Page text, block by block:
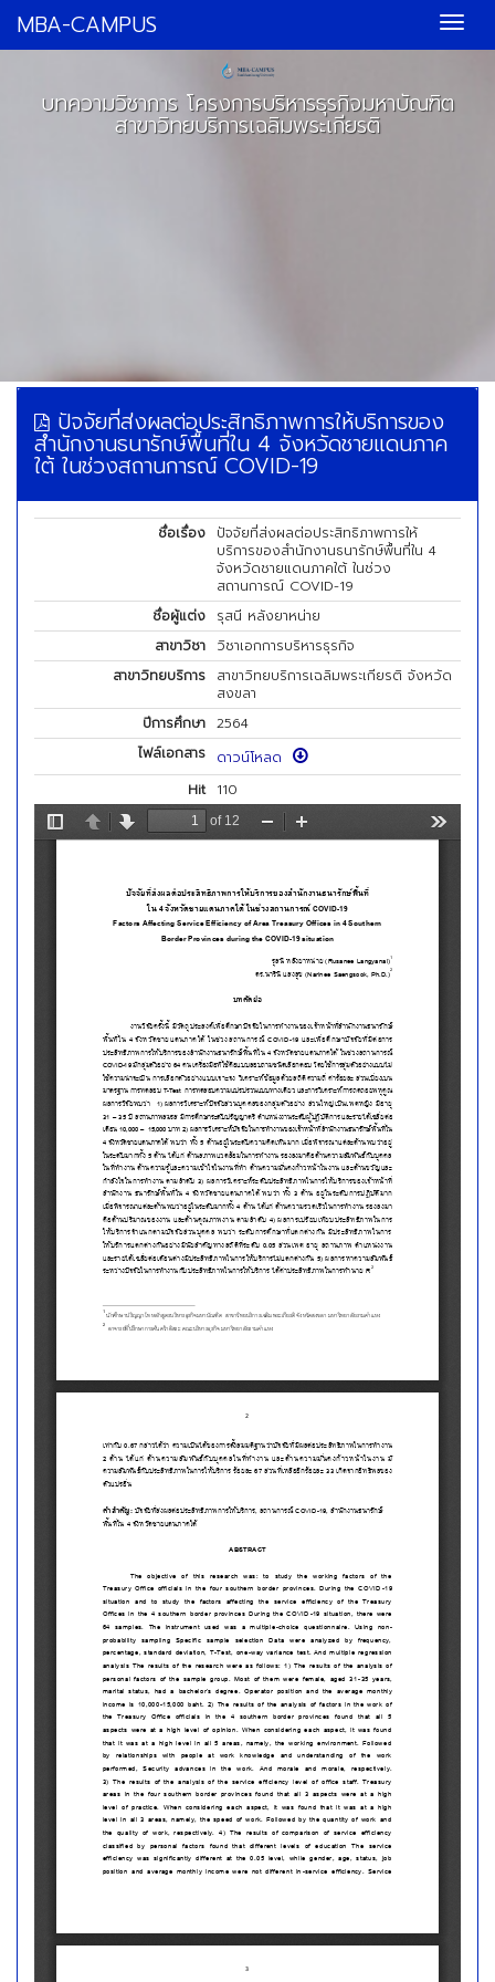
MBA-CAMPUS
บทความวิชาการ โครงการบริหารธุรกิจมหาบัณฑิต
สาขาวิทยบริการเฉลิมพระเกียรติ
ปัจจัยที่ส่งผลต่อประสิทธิภาพการให้บริการของ
สำนักงานธนารักษ์พื้นที่ใน 4 จังหวัดชายแดนภาค
ใต้ ในช่วงสถานการณ์ COVID-19
ชื่อเรื่อง
ปัจจัยที่ส่งผลต่อประสิทธิภาพการให้
บริการของสำนักงานธนารักษ์พื้นที่ใน 4
จังหวัดชายแดนภาคใต้ ในช่วง
สถานการณ์ COVID-19
ชื่อผู้แต่ง
รุสนี หลังยาหน่าย
สาขาวิชา
วิชาเอกการบริหารธุรกิจ
สาขาวิทยบริการ
สาขาวิทยบริการเฉลิมพระเกียรติ จังหวัด
สงขลา
ปีการศึกษา 2564
ไฟล์เอกสาร
ดาวน์โหลด
Hit
110